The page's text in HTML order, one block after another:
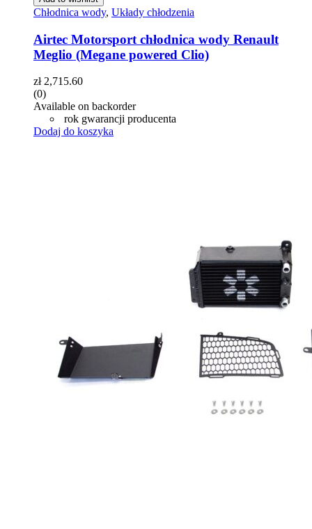
Chłodnica wody, Układy chłodzenia
Airtec Motorsport chłodnica wody Renault
Meglio (Megane powered Clio)
zł2,715.60
(0)
Available on backorder
rok gwarancji producenta
Dodaj do koszyka